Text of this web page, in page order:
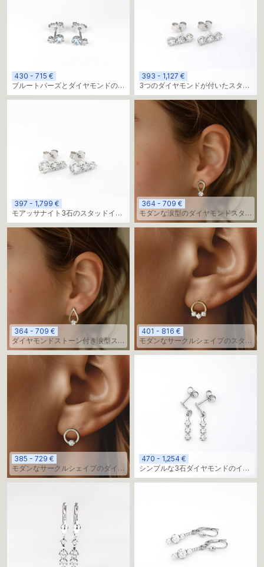
430 - 715 €
ブルートパーズとダイヤモンドのベ
ーシックスタッド
393 - 1,127 €
3つのダイヤモンドが付いたスタッ
ドイヤリング
397 - 1,799 €
モアッサナイト3石のスタッドイヤ
リング
364 - 709 €
モダンな涙型のダイヤモンドスタッ
ドイヤリング
364 - 709 €
ダイヤモンドストーン付き涙型スタ
ッドピアス
401 - 816 €
モダンなサークルシェイプのスタッ
ドダイヤモンドイヤリング
385 - 729 €
モダンなサークルシェイプのダイヤ
モンドスタッドイヤリング
470 - 1,254 €
シンプルな3石ダイヤモンドのイヤ
リング